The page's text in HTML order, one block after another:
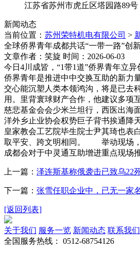
江苏省苏州市虎丘区塔园路89号
新闻动态
当前位置： 苏州荣特机电有限公司 >
全球侨界青年成都共话“一带一路”创
文章作者：笑旋 时间：2026-06-03
今日4川成皆，“1带1道”侨界青年立
侨界青年是推进中中交换互助的新
交心能沉塑人类本领鸿沟，将是已去
用。里背寰球财产合作，他建议多
慈悲基金会会少米兰坦行，西医出海
洋外乡止业协会权势巨子背书挨通
皇家教会工艺院毕生院士尹其琦也表
取平安、跨文明相同。 举动现场，
成都会对于中灵通互助增进重点现场
上一篇： 泽连斯基称俄袭击已致乌22
下一篇： 张雪任职企业中，已无一家
[返回列表]
关于我们 服务一览 新闻动态 联系我们
全国服务热线： 0512-68754126